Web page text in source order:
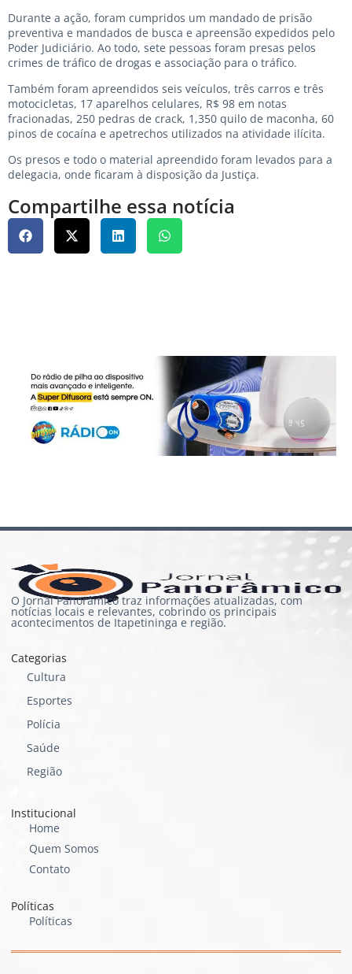
Durante a ação, foram cumpridos um mandado de prisão
preventiva e mandados de busca e apreensão expedidos pelo
Poder Judiciário. Ao todo, sete pessoas foram presas pelos
crimes de tráfico de drogas e associação para o tráfico.
Também foram apreendidos seis veículos, três carros e três
motocicletas, 17 aparelhos celulares, R$ 98 em notas
fracionadas, 250 pedras de crack, 1,350 quilo de maconha, 60
pinos de cocaína e apetrechos utilizados na atividade ilícita.
Os presos e todo o material apreendido foram levados para a
delegacia, onde ficaram à disposição da Justiça.
Compartilhe essa notícia
O Jornal Panorâmico traz informações atualizadas, com
notícias locais e relevantes, cobrindo os principais
acontecimentos de Itapetininga e região.
Categorias
Cultura
Esportes
Polícia
Saúde
Região
Institucional
Home
Quem Somos
Contato
Políticas
Políticas